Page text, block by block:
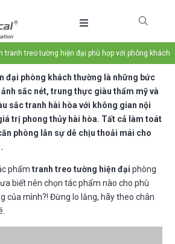
tranh treo tường hiện đại phù hợp với phòng khách
đại phòng khách thường là những bức
sắc nét, trung thực giàu thẩm mỹ và
sắc tranh hài hòa với không gian nội
trị phong thủy hài hòa. Tất cả làm toát
phòng lẫn sự dễ chịu thoải mái cho
phẩm tranh treo tường hiện đại phòng
biết nên chọn tác phẩm nào cho phù
của mình?! Đừng lo lắng, hãy theo chân